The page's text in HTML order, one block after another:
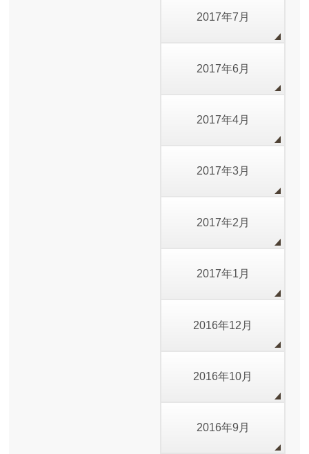
2017年7月
2017年6月
2017年4月
2017年3月
2017年2月
2017年1月
2016年12月
2016年10月
2016年9月